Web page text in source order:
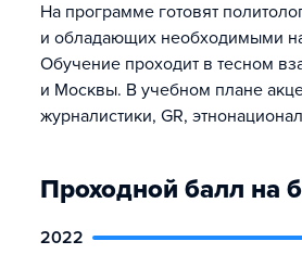
На программе готовят
и обладающих необходимыми
Обучение проходит в тесном
и Москвы. В учебном плане
журналистики, GR,
Проходной балл на
2022